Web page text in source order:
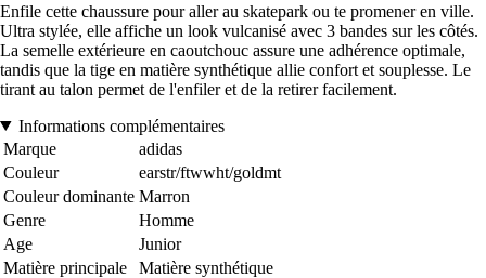
Enfile cette chaussure pour aller au skatepark ou te promener en ville.
Ultra stylée, elle affiche un look vulcanisé avec 3 bandes sur les côtés.
La semelle extérieure en caoutchouc assure une adhérence optimale,
tandis que la tige en matière synthétique allie confort et souplesse. Le
tirant au talon permet de l'enfiler et de la retirer facilement.
Informations complémentaires
Marque
adidas
Couleur
earstr/ftwwht/goldmt
Couleur dominante Marron
Genre
Homme
Age
Junior
Matière principale
Matière synthétique